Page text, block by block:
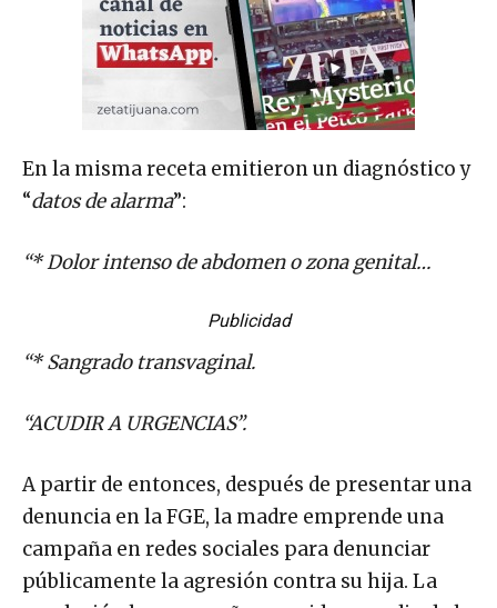
En la misma receta emitieron un diagnóstico y
“datos de alarma”:
“* Dolor intenso de abdomen o zona genital…
Publicidad
“* Sangrado transvaginal.
“ACUDIR A URGENCIAS”.
A partir de entonces, después de presentar una
denuncia en la FGE, la madre emprende una
campaña en redes sociales para denunciar
públicamente la agresión contra su hija. La